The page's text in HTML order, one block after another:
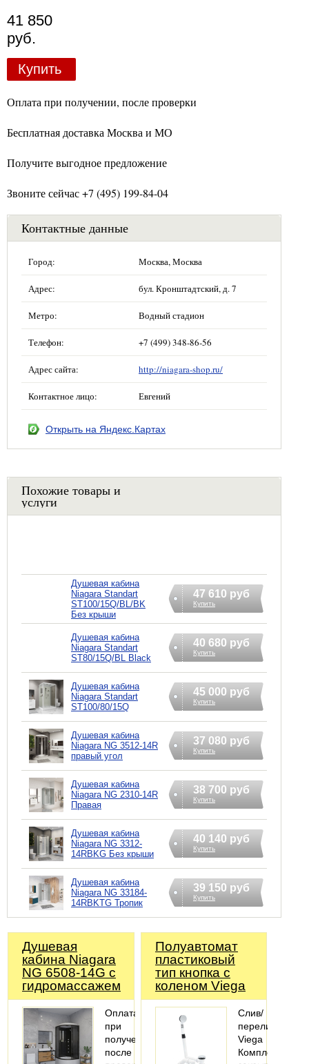
41 850
руб.
Купить
Оплата при получении, после проверки
Бесплатная доставка Москва и МО
Получите выгодное предложение
Звоните сейчас +7 (495) 199-84-04
Контактные данные
Город: Москва, Москва
Адрес: бул. Кронштадтский, д. 7
Метро: Водный стадион
Телефон: +7 (499) 348-86-56
Адрес сайта: http://niagara-shop.ru/
Контактное лицо: Евгений
Открыть на Яндекс.Картах
Похожие товары и
услуги
Душевая кабина
Niagara Standart
ST100/15Q/BL/BK
Без крыши
47 610 руб
Купить
Душевая кабина
Niagara Standart
ST80/15Q/BL Black
40 680 руб
Купить
Душевая кабина
Niagara Standart
ST100/80/15Q
45 000 руб
Купить
Душевая кабина
Niagara NG 3512-14R
правый угол
37 080 руб
Купить
Душевая кабина
Niagara NG 2310-14R
Правая
38 700 руб
Купить
Душевая кабина
Niagara NG 3312-
14RBKG Без крыши
40 140 руб
Купить
Душевая кабина
Niagara NG 33184-
14RBKTG Тропик
39 150 руб
Купить
Душевая
кабина Niagara
NG 6508-14G с
гидромассажем
Оплата
при
получении,
после
Полуавтомат
пластиковый
тип кнопка с
коленом Viega
Слив/
перелив
Viega